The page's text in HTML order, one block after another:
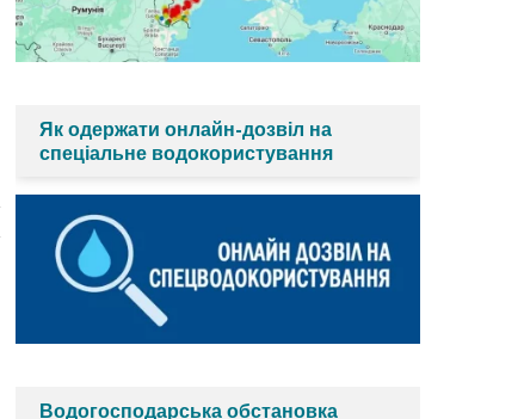
Як одержати онлайн-дозвіл на
спеціальне водокористування
Водогосподарська обстановка